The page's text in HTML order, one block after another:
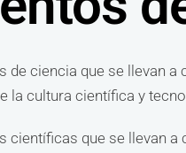
de ciencia que se llevan
la cultura científica y
científicas que se llevan